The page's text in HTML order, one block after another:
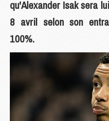
qu'Alexander Isak sera
8 avril selon son
100%.